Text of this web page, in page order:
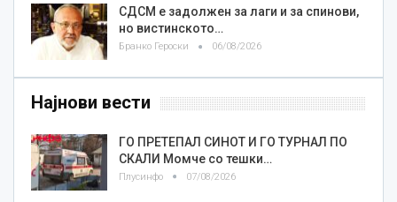
СДСМ е задолжен за лаги и за спинови,
но вистинското…
Бранко Героски 06/08/2026
Најнови вести
ГО ПРЕТЕПАЛ СИНОТ И ГО ТУРНАЛ ПО
СКАЛИ Момче со тешки…
Плусинфо 07/08/2026